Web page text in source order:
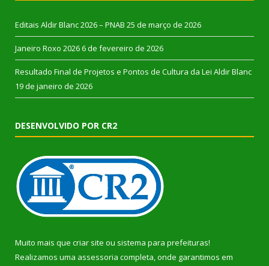
Editais Aldir Blanc 2026 – PNAB 25 de março de 2026
Janeiro Roxo 2026 6 de fevereiro de 2026
Resultado Final de Projetos e Pontos de Cultura da Lei Aldir Blanc
19 de janeiro de 2026
DESENVOLVIDO POR CR2
Muito mais que criar site ou sistema para prefeituras!
Realizamos uma assessoria completa, onde garantimos em